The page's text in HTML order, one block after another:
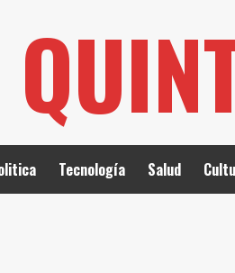
Tecnología Salud